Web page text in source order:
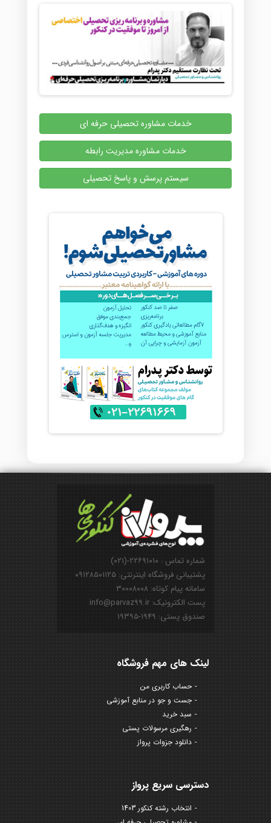
خدمات مشاوره تحصیلی حرفه ای
خدمات مشاوره مدیریت رابطه
سیستم پرسش و پاسخ تحصیلی
شماره تماس : ۲۲۶۹۱۰۱۰-(۰۲۱)
پشتیبانی فروشگاه اینترنتی: ۰۹۱۲۸۵۰۱۱۲۵
سامانه پیام کوتاه: ۳۰۰۰۸۰۰۸
پست الکترونیک: info@parvaz99.ir
صندوق پستی: ۱۹۴۹-۱۹۳۹۵
لینک های مهم فروشگاه
حساب کاربری من
جست و جو در منابع آموزشی
سبد خرید
رهگیری مرسولات پستی
دانلود جزوات پرواز
دسترسی سریع پرواز
انتخاب رشته کنکور 1403